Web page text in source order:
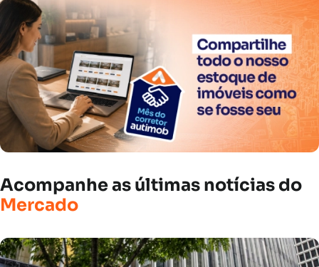
Acompanheas últimas notícias do
Mercado